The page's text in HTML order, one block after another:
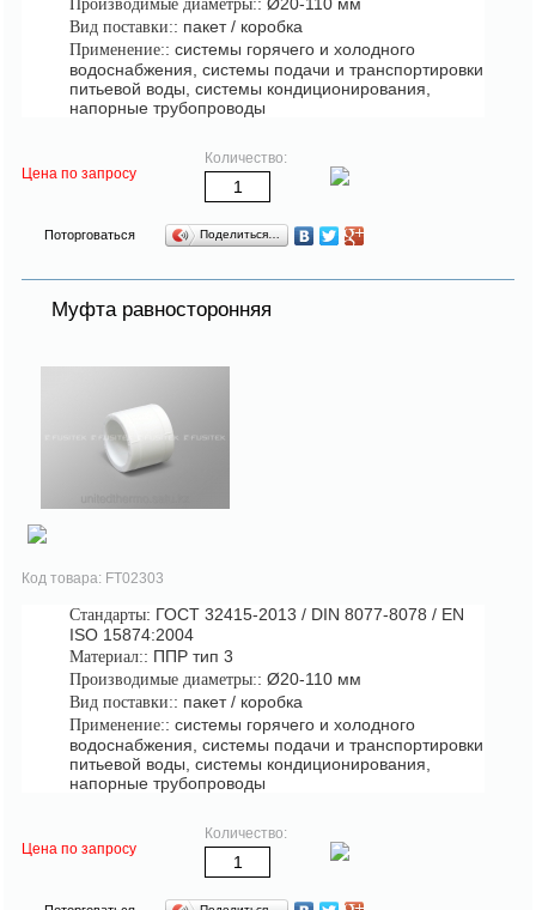
Производимые диаметры:
Вид поставки:: пакет / коробка
Применение:: системы горячего и холодного
водоснабжения, системы подачи и транспортировки
питьевой воды, системы кондиционирования,
напорные трубопроводы
Цена по запросу
Количество:
Поторговаться Поделиться…
Муфта равносторонняя
Код товара: FT02303
Стандарты: ГОСТ 32415-2013 / DIN 8077-8078 / EN
ISO 15874:2004
Материал:: ППР тип 3
Производимые диаметры:: Ø20-110 мм
Вид поставки:: пакет / коробка
Применение:: системы горячего и холодного
водоснабжения, системы подачи и транспортировки
питьевой воды, системы кондиционирования,
напорные трубопроводы
Цена по запросу
Количество: